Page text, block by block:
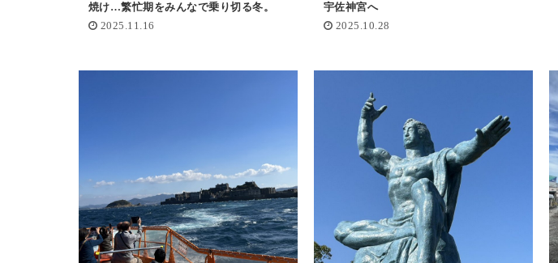
焼け…繁忙期をみんなで乗り切る冬。
2025.11.16
宇佐神宮へ
2025.10.28